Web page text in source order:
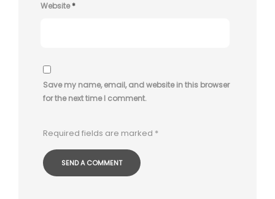
Website*
Save my name, email, and website in this browser
for the next time I comment.
Required fields are marked *